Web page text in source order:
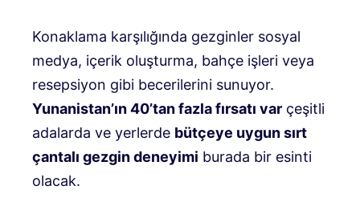
Konaklama karşılığında gezginler sosyal
medya, içerik oluşturma, bahçe işleri veya
resepsiyon gibi becerilerini sunuyor.
Yunanistan’ın 40’tan fazla fırsatı var çeşitli
adalarda ve yerlerde bütçeye uygun sırt
çantalı gezgin deneyimi burada bir esinti
olacak.